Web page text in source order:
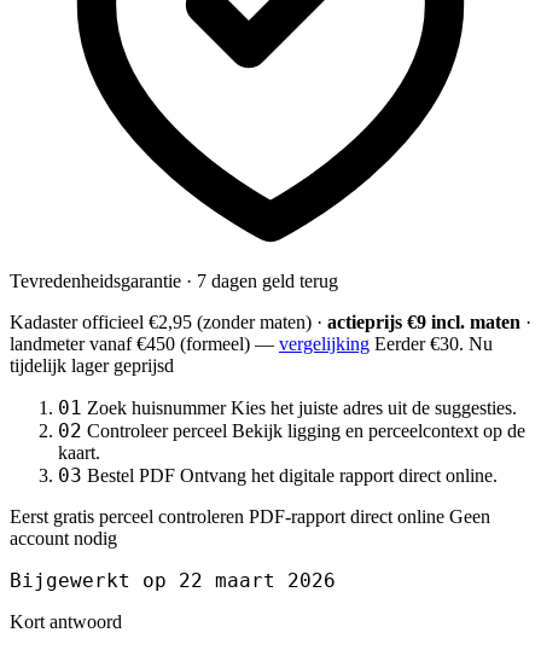
Tevredenheidsgarantie · 7 dagen geld terug
Kadaster officieel €2,95 (zonder maten) · actieprijs €9 incl. maten ·
landmetervanaf €450 (formeel) — vergelijking Eerder €30. Nu
tijdelijk lager geprijsd
01 Zoek huisnummer Kies het juiste adres uit de suggesties.
02 Controleer perceel Bekijk ligging en perceelcontext op de
kaart.
03 Bestel PDF Ontvang het digitale rapport direct online.
Eerst gratis perceel controleren PDF-rapport direct online Geen
account nodig
Bijgewerkt op 22 maart 2026
Kort antwoord